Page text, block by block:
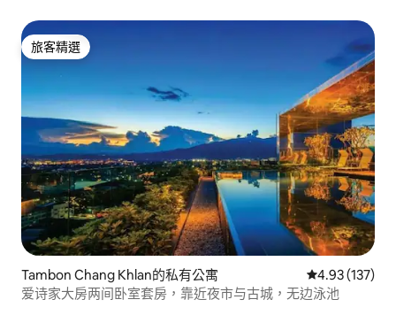
旅客精選
旅客精選
Tambon Chang Khlan的私有公寓 從 137 則評價
4.93 (137)
爱诗家大房两间卧室套房，靠近夜市与古城，无边泳池